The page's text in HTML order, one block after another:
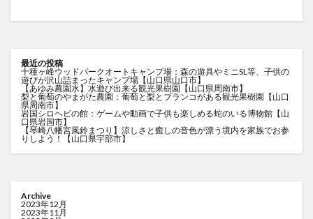
最近の投稿
十種ヶ峰ウッドパークオートキャンプ場：森の遊具やミニSL等、子供の
遊びが沢山詰まったキャンプ場【山口県山口市】
【あゆみ農園水】水遊び出来る観光果樹園【山口県周南市】
梨と葡萄のやまがた農園：葡萄と梨とブランコがある観光果樹園【山口
県周南市】
岩国シロヘビの館：ゲームや動画で子供も楽しめる蛇のいる博物館【山
口県岩国市】
【琴崎八幡宮風鈴まつり】涼しさと癒しの音色が漂う境内を家族でお参
りしよう！【山口県宇部市】
Archive
2023年12月
2023年11月